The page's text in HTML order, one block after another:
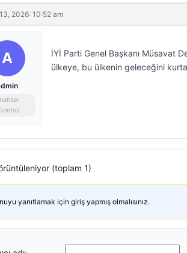
2026: 10:52 am
A
İYİ Parti Genel Başkanı Müsavat
ülkeye, bu ülkenin geleceğini
(toplam 1)
yanıtlamak için giriş yapmış olmalısınız.